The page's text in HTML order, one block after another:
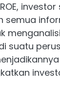
investor
semua
suatu